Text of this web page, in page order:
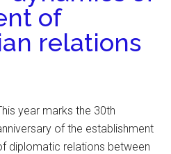
of
relations
year marks the 30th
of the establishment
diplomatic relations between